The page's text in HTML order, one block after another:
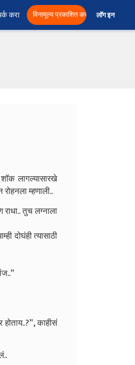
करा विनामूल्य प्रकाशित करा लॉग इन
लागल्यासारखे
म्हणाली..
राधा.. तुच लग्नाला
दोघंही त्यासाठी
काहीसं